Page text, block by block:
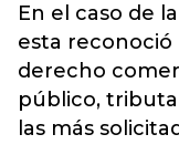
En el caso de
esta reconoció
derecho
público,
las más